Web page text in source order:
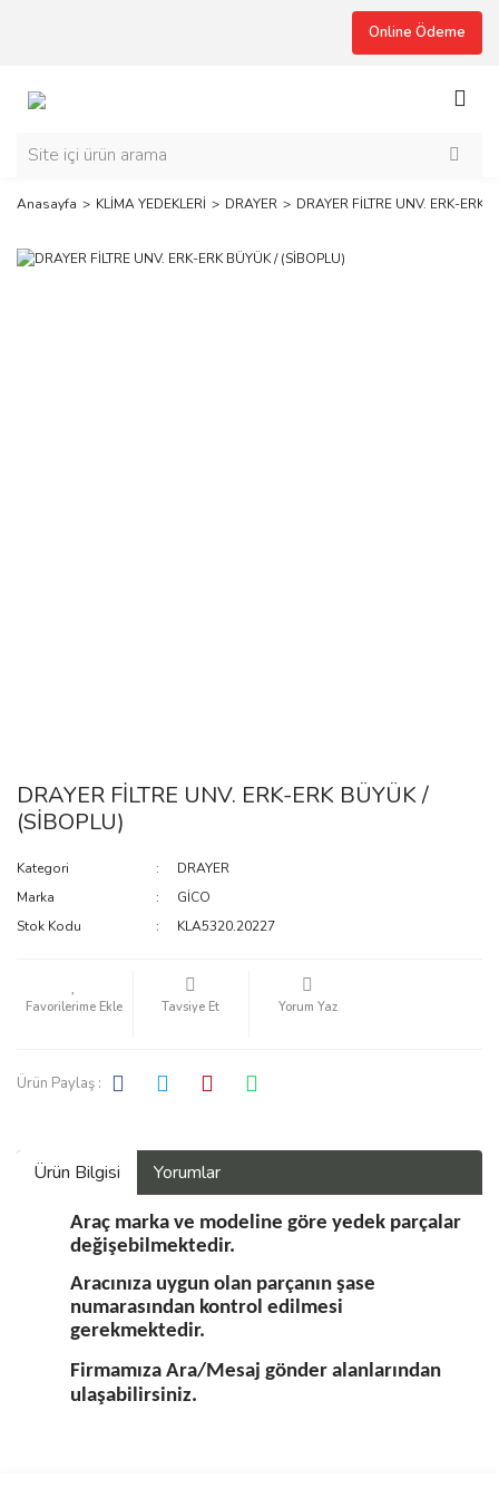
Online Ödeme
Anasayfa KLİMA YEDEKLERİ DRAYER DRAYER FİLTRE UNV. ERK-ERK
DRAYER FİLTRE UNV. ERK-ERK BÜYÜK /
(SİBOPLU)
Kategori
DRAYER
Marka
GİCO
Stok Kodu
KLA5320.20227
Tavsiye Et Yorum Yaz
Ürün Paylaş :
Ürün Bilgisi Yorumlar
Araç marka ve modeline göre yedek parçalar
değişebilmektedir.
Aracınıza uygun olan parçanın şase
numarasından kontrol edilmesi
gerekmektedir.
Firmamıza Ara/Mesaj gönder alanlarından
ulaşabilirsiniz.